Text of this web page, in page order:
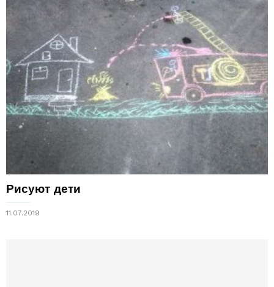
Рисуют дети
11.07.2019